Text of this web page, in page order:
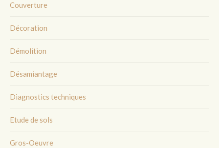
Couverture
Décoration
Démolition
Désamiantage
Diagnostics techniques
Etude de sols
Gros-Oeuvre